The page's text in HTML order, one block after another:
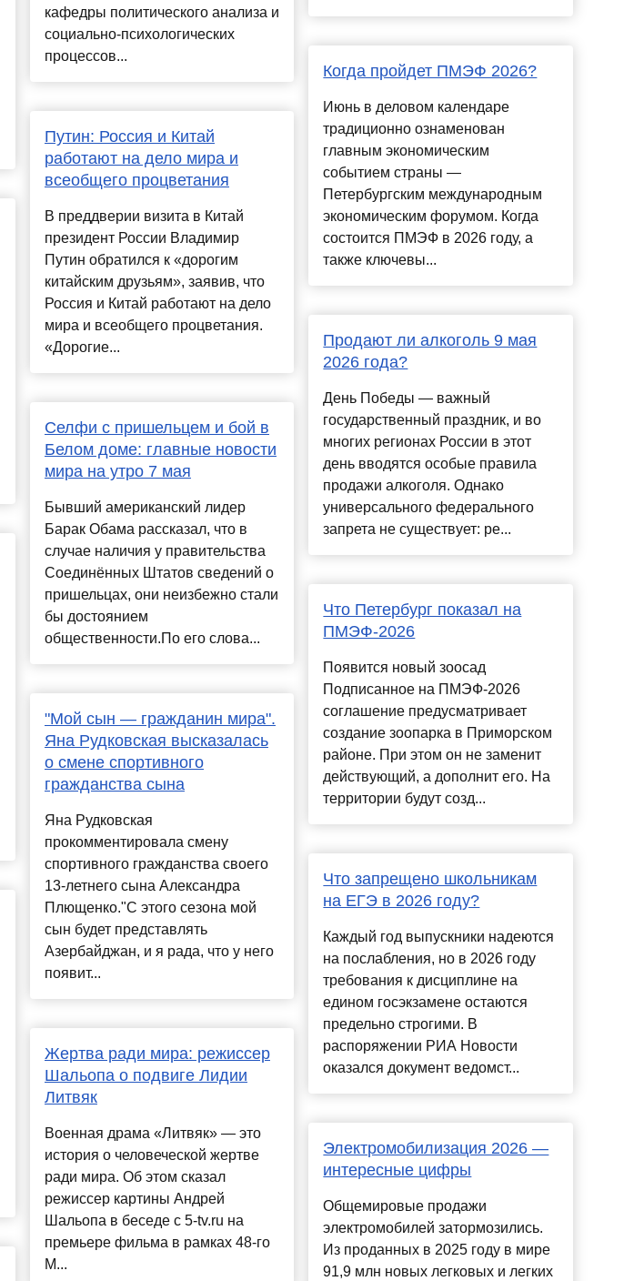
кафедры политического анализа и
социально-психологических
процессов...
Путин: Россия и Китай
работают на дело мира и
всеобщего процветания
В преддверии визита в Китай
президент России Владимир
Путин обратился к «дорогим
китайским друзьям», заявив, что
Россия и Китай работают на дело
мира и всеобщего процветания.
«Дорогие...
Селфи с пришельцем и бой в
Белом доме: главные новости
мира на утро 7 мая
Бывший американский лидер
Барак Обама рассказал, что в
случае наличия у правительства
Соединённых Штатов сведений о
пришельцах, они неизбежно стали
бы достоянием
общественности.По его слова...
"Мой сын — гражданин мира".
Яна Рудковская высказалась
о смене спортивного
гражданства сына
Яна Рудковская
прокомментировала смену
спортивного гражданства своего
13-летнего сына Александра
Плющенко."С этого сезона мой
сын будет представлять
Азербайджан, и я рада, что у него
появит...
Жертва ради мира: режиссер
Шальопа о подвиге Лидии
Литвяк
Военная драма «Литвяк» — это
история о человеческой жертве
ради мира. Об этом сказал
режиссер картины Андрей
Шальопа в беседе с 5-tv.ru на
премьере фильма в рамках 48-го
М...
Когда пройдет ПМЭФ 2026?
Июнь в деловом календаре
традиционно ознаменован
главным экономическим
событием страны —
Петербургским международным
экономическим форумом. Когда
состоится ПМЭФ в 2026 году, а
также ключевы...
Продают ли алкоголь 9 мая
2026 года?
День Победы — важный
государственный праздник, и во
многих регионах России в этот
день вводятся особые правила
продажи алкоголя. Однако
универсального федерального
запрета не существует: ре...
Что Петербург показал на
ПМЭФ-2026
Появится новый зоосад
Подписанное на ПМЭФ-2026
соглашение предусматривает
создание зоопарка в Приморском
районе. При этом он не заменит
действующий, а дополнит его. На
территории будут созд...
Что запрещено школьникам
на ЕГЭ в 2026 году?
Каждый год выпускники надеются
на послабления, но в 2026 году
требования к дисциплине на
едином госэкзамене остаются
предельно строгими. В
распоряжении РИА Новости
оказался документ ведомст...
Электромобилизация 2026 —
интересные цифры
Общемировые продажи
электромобилей затормозились.
Из проданных в 2025 году в мире
91,9 млн новых легковых и легких